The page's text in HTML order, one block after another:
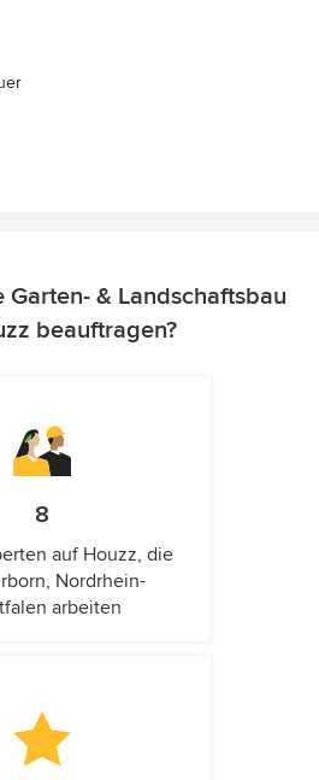
Garten- & Landschaftsbau
beauftragen?
8
auf Houzz, die
Nordrhein-
arbeiten